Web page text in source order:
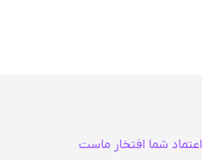
اعتماد شما افتخار ماست